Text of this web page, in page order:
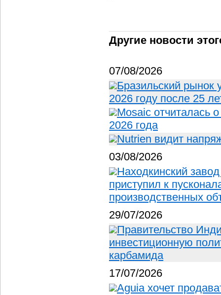
Другие новости
07/08/2026
Бразильский рынок
2026 году после 25
Mosaic отчиталась
2026 года
Nutrien видит
03/08/2026
Находкинский
приступил к
производственных
29/07/2026
Правительство
инвестиционную
карбамида
17/07/2026
Aguia хочет